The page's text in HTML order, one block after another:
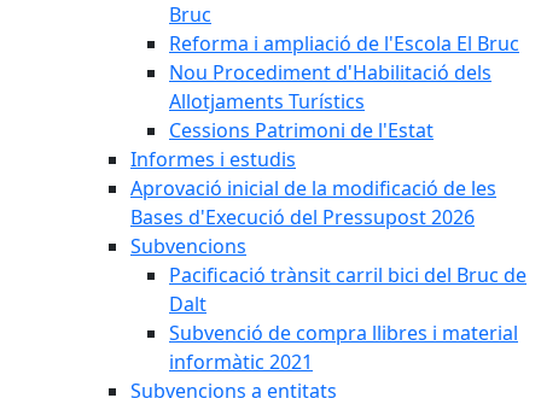
Bruc
Reforma i ampliació de l'Escola El Bruc
Nou Procediment d'Habilitació dels
Allotjaments Turístics
Cessions Patrimoni de l'Estat
Informes i estudis
Aprovació inicial de la modificació de les
Bases d'Execució del Pressupost 2026
Subvencions
Pacificació trànsit carril bici del Bruc de
Dalt
Subvenció de compra llibres i material
informàtic 2021
Subvencions a entitats